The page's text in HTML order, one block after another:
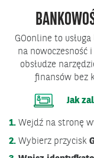
GOonline to
na nowoczesność
obsłudze
finansów bez
Jak
1. Wejdź na stronę
2. Wybierz przycisk